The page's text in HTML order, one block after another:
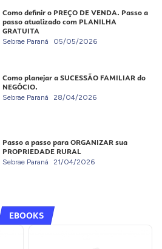
Como definir o PREÇO DE VENDA. Passo a
passo atualizado com PLANILHA
GRATUITA
Sebrae Paraná 05/05/2026
Como planejar a SUCESSÃO FAMILIAR do
NEGÓCIO.
Sebrae Paraná 28/04/2026
Passo a passo para ORGANIZAR sua
PROPRIEDADE RURAL
Sebrae Paraná 21/04/2026
EBOOKS